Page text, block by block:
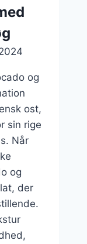
og
ost,
sin rige
Når
og
der